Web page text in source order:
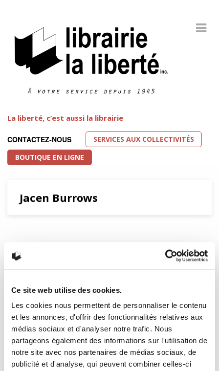
Ce site web utilise des cookies.
Les cookies nous permettent de personnaliser le contenu
et les annonces, d'offrir des fonctionnalités relatives aux
médias sociaux et d'analyser notre trafic. Nous
partageons également des informations sur l'utilisation de
notre site avec nos partenaires de médias sociaux, de
publicité et d'analyse, qui peuvent combiner celles-ci
La liberté, c’est aussi la librairie
CONTACTEZ-NOUS
SERVICES AUX COLLECTIVITÉS
BOUTIQUE EN LIGNE
Jacen Burrows